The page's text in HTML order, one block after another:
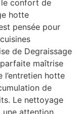
le confort de
hotte
pensée pour
de Degraissage
maîtrise
hotte
de
Le nettoyage